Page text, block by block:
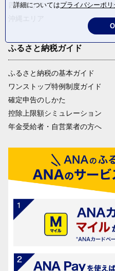
四国エリア
ふるさと納税ガイド
ふるさと納税の基本ガイド
ワンストップ特例制度ガイド
確定申告のしかた
控除上限額シミュレーション
年金受給者・自営業者の方へ
詳細についてはプライバシーポリ